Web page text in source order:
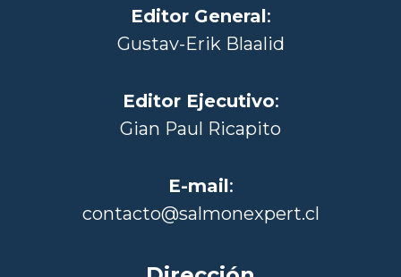
Editor General :
Gustav-Erik Blaalid
Editor Ejecutivo:
Gian Paul Ricapito
E-mail :
contacto@salmonexpert.cl